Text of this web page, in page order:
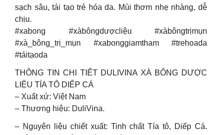
sạch sâu, tái tạo trẻ hóa da. Mùi thơm nhẹ nhàng, dễ
chịu.
#xabong #xàbôngdượcliệu #xàbôngtrịmụn
#xà_bông_trị_mụn #xabonggiamtham #trehoada
#táitạoda
THÔNG TIN CHI TIẾT DULIVINA XÀ BÔNG DƯỢC
LIỆU TÍA TÔ DIẾP CÁ
– Xuất xứ: Việt Nam
– Thương hiệu: DuliVina.
– Nguyên liệu chiết xuất: Tinh chất Tía tô, Diếp Cá.